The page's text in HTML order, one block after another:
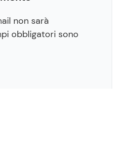
non sarà
obbligatori sono